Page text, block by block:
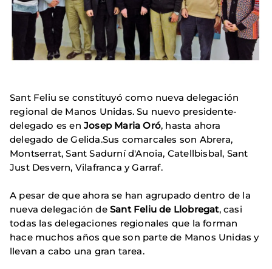
Sant Feliu se constituyó como nueva delegación
regional de Manos Unidas. Su nuevo presidente-
delegado es en Josep Maria Oró, hasta ahora
delegado de Gelida.Sus comarcales son Abrera,
Montserrat, Sant Sadurní d'Anoia, Catellbisbal, Sant
Just Desvern, Vilafranca y Garraf.
A pesar de que ahora se han agrupado dentro de la
nueva delegación de Sant Feliu de Llobregat, casi
todas las delegaciones regionales que la forman
hace muchos años que son parte de Manos Unidas y
llevan a cabo una gran tarea.